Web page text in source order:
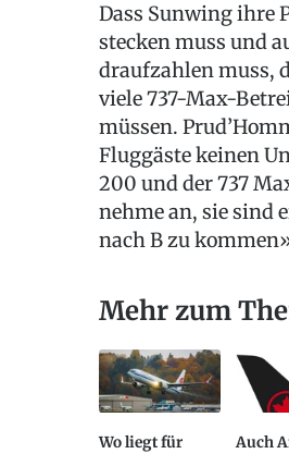
Dass Sunwing ihre
stecken muss und
draufzahlen muss,
viele 737-Max-
müssen.
Fluggäste keinen
200 und der 737
nehme an, sie sind
nach B zu
Mehr zum
Wo liegt für
Auch